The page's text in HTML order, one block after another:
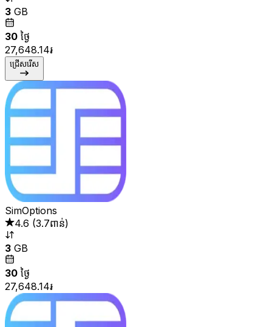
3 GB
30 ថ្ងៃ
27,648.14៛
ជ្រើសរើស
SimOptions
4.6 (3.7ពាន់)
3 GB
30 ថ្ងៃ
27,648.14៛